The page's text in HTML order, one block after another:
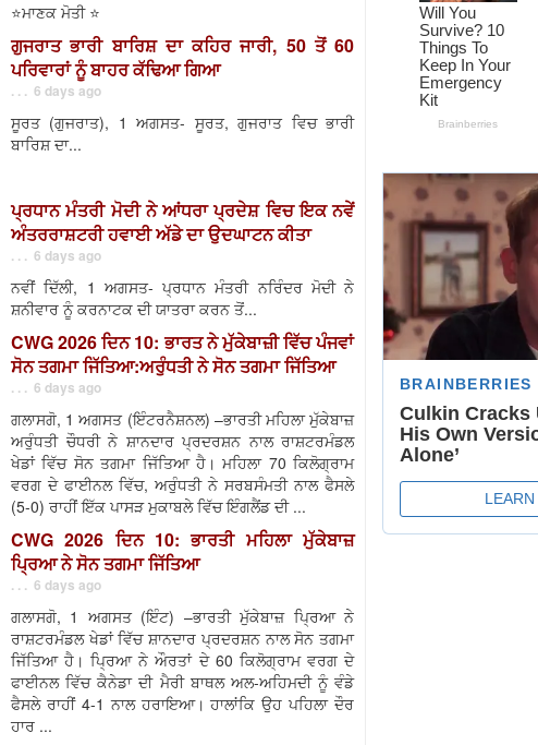
⭐️ਮਾਣਕ ਮੋਤੀ ⭐️
ਗੁਜਰਾਤ ਭਾਰੀ ਬਾਰਿਸ਼ ਦਾ ਕਹਿਰ ਜਾਰੀ, 50 ਤੋਂ 60
ਪਰਿਵਾਰਾਂ ਨੂੰ ਬਾਹਰ ਕੱਢਿਆ ਗਿਆ
. . . 6 days ago
ਸੂਰਤ (ਗੁਜਰਾਤ), 1 ਅਗਸਤ- ਸੂਰਤ, ਗੁਜਰਾਤ ਵਿਚ ਭਾਰੀ
ਬਾਰਿਸ਼ ਦਾ...
ਪ੍ਰਧਾਨ ਮੰਤਰੀ ਮੋਦੀ ਨੇ ਆਂਧਰਾ ਪ੍ਰਦੇਸ਼ ਵਿਚ ਇਕ ਨਵੇਂ
ਅੰਤਰਰਾਸ਼ਟਰੀ ਹਵਾਈ ਅੱਡੇ ਦਾ ਉਦਘਾਟਨ ਕੀਤਾ
. . . 6 days ago
ਨਵੀਂ ਦਿੱਲੀ, 1 ਅਗਸਤ- ਪ੍ਰਧਾਨ ਮੰਤਰੀ ਨਰਿੰਦਰ ਮੋਦੀ ਨੇ
ਸ਼ਨੀਵਾਰ ਨੂੰ ਕਰਨਾਟਕ ਦੀ ਯਾਤਰਾ ਕਰਨ ਤੋਂ...
CWG 2026 ਦਿਨ 10: ਭਾਰਤ ਨੇ ਮੁੱਕੇਬਾਜ਼ੀ ਵਿੱਚ ਪੰਜਵਾਂ
ਸੋਨ ਤਗਮਾ ਜਿੱਤਿਆ:ਅਰੁੰਧਤੀ ਨੇ ਸੋਨ ਤਗਮਾ ਜਿੱਤਿਆ
. . . 6 days ago
ਗਲਾਸਗੋ, 1 ਅਗਸਤ (ਇੰਟਰਨੈਸ਼ਨਲ) –ਭਾਰਤੀ ਮਹਿਲਾ ਮੁੱਕੇਬਾਜ਼
ਅਰੁੰਧਤੀ ਚੌਧਰੀ ਨੇ ਸ਼ਾਨਦਾਰ ਪ੍ਰਦਰਸ਼ਨ ਨਾਲ ਰਾਸ਼ਟਰਮੰਡਲ
ਖੇਡਾਂ ਵਿੱਚ ਸੋਨ ਤਗਮਾ ਜਿੱਤਿਆ ਹੈ। ਮਹਿਲਾ 70 ਕਿਲੋਗ੍ਰਾਮ
ਵਰਗ ਦੇ ਫਾਈਨਲ ਵਿੱਚ, ਅਰੁੰਧਤੀ ਨੇ ਸਰਬਸੰਮਤੀ ਨਾਲ ਫੈਸਲੇ
(5-0) ਰਾਹੀਂ ਇੱਕ ਪਾਸੜ ਮੁਕਾਬਲੇ ਵਿੱਚ ਇੰਗਲੈਂਡ ਦੀ ...
CWG 2026 ਦਿਨ 10: ਭਾਰਤੀ ਮਹਿਲਾ ਮੁੱਕੇਬਾਜ਼
ਪ੍ਰਿਆ ਨੇ ਸੋਨ ਤਗਮਾ ਜਿੱਤਿਆ
. . . 6 days ago
ਗਲਾਸਗੋ, 1 ਅਗਸਤ (ਇੰਟ) –ਭਾਰਤੀ ਮੁੱਕੇਬਾਜ਼ ਪ੍ਰਿਆ ਨੇ
ਰਾਸ਼ਟਰਮੰਡਲ ਖੇਡਾਂ ਵਿੱਚ ਸ਼ਾਨਦਾਰ ਪ੍ਰਦਰਸ਼ਨ ਨਾਲ ਸੋਨ ਤਗਮਾ
ਜਿੱਤਿਆ ਹੈ। ਪ੍ਰਿਆ ਨੇ ਔਰਤਾਂ ਦੇ 60 ਕਿਲੋਗ੍ਰਾਮ ਵਰਗ ਦੇ
ਫਾਈਨਲ ਵਿੱਚ ਕੈਨੇਡਾ ਦੀ ਮੈਰੀ ਬਾਥਲ ਅਲ-ਅਹਿਮਦੀ ਨੂੰ ਵੰਡੇ
ਫੈਸਲੇ ਰਾਹੀਂ 4-1 ਨਾਲ ਹਰਾਇਆ। ਹਾਲਾਂਕਿ ਉਹ ਪਹਿਲਾ ਦੌਰ
ਹਾਰ ...